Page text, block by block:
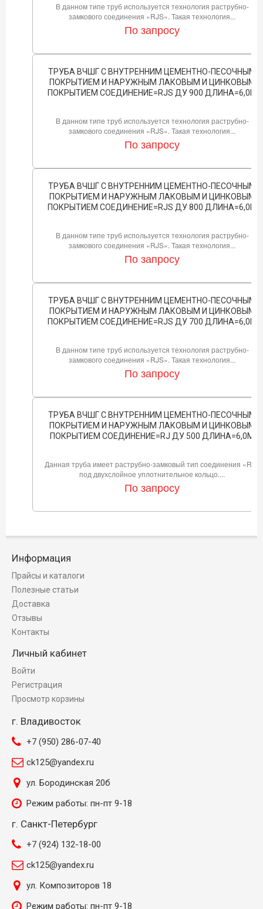
В данном типе труб используется технология раструбно-
замкового соединения «RJS». Такая технология...
По запросу
ТРУБА ВЧШГ С ВНУТРЕННИМ ЦЕМЕНТНО-ПЕСОЧНЫМ
ПОКРЫТИЕМ И НАРУЖНЫМ ЛАКОВЫМ И ЦИНКОВЫМ
ПОКРЫТИЕМ СОЕДИНЕНИЕ=RJS ДУ 900 ДЛИНА=6,0М
В данном типе труб используется технология раструбно-
замкового соединения «RJS». Такая технология...
По запросу
ТРУБА ВЧШГ С ВНУТРЕННИМ ЦЕМЕНТНО-ПЕСОЧНЫМ
ПОКРЫТИЕМ И НАРУЖНЫМ ЛАКОВЫМ И ЦИНКОВЫМ
ПОКРЫТИЕМ СОЕДИНЕНИЕ=RJS ДУ 800 ДЛИНА=6,0М
В данном типе труб используется технология раструбно-
замкового соединения «RJS». Такая технология...
По запросу
ТРУБА ВЧШГ С ВНУТРЕННИМ ЦЕМЕНТНО-ПЕСОЧНЫМ
ПОКРЫТИЕМ И НАРУЖНЫМ ЛАКОВЫМ И ЦИНКОВЫМ
ПОКРЫТИЕМ СОЕДИНЕНИЕ=RJS ДУ 700 ДЛИНА=6,0М
В данном типе труб используется технология раструбно-
замкового соединения «RJS». Такая технология...
По запросу
ТРУБА ВЧШГ С ВНУТРЕННИМ ЦЕМЕНТНО-ПЕСОЧНЫМ
ПОКРЫТИЕМ И НАРУЖНЫМ ЛАКОВЫМ И ЦИНКОВЫМ
ПОКРЫТИЕМ СОЕДИНЕНИЕ=RJ ДУ 500 ДЛИНА=6,0М
Данная труба имеет раструбно-замковый тип соединения «RJ»
под двухслойное уплотнительное кольцо....
По запросу
Информация
Прайсы и каталоги
Полезные статьи
Доставка
Отзывы
Контакты
Личный кабинет
Войти
Регистрация
Просмотр корзины
г. Владивосток
+7 (950) 286-07-40
ck125@yandex.ru
ул. Бородинская 20б
Режим работы: пн-пт 9-18
г. Санкт-Петербург
+7 (924) 132-18-00
ck125@yandex.ru
ул. Композиторов 18
Режим работы: пн-пт 9-18